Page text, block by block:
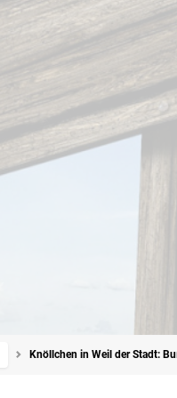
Knöllchen in Weil der Stadt: